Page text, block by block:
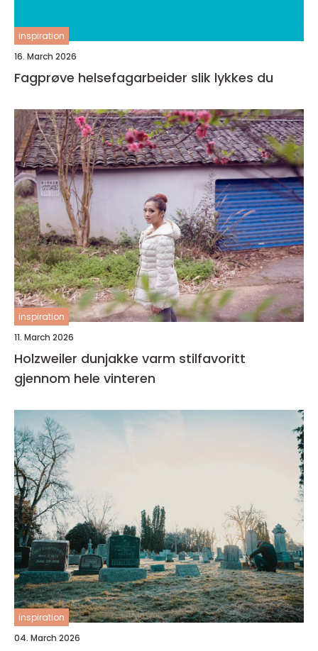
inspiration
16. March 2026
Fagprøve helsefagarbeider slik lykkes du
inspiration
11. March 2026
Holzweiler dunjakke varm stilfavoritt
gjennom hele vinteren
inspiration
04. March 2026